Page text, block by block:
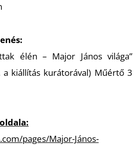
élén – Major János világa”
kiállítás kurátorával) Műértő3
pages/Major-János-